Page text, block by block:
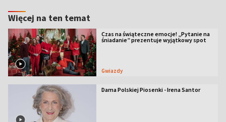
Więcej na ten temat
Czas na świąteczne emocje! „Pytanie na
śniadanie” prezentuje wyjątkowy spot
Gwiazdy
Dama Polskiej Piosenki - Irena Santor